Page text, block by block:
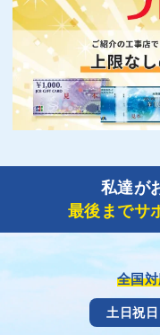
私達が
最後までサ
全国
土日祝